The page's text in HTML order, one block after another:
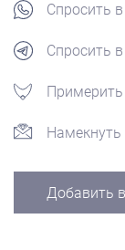
Спросить
Спросить
Намекнуть
Добавить